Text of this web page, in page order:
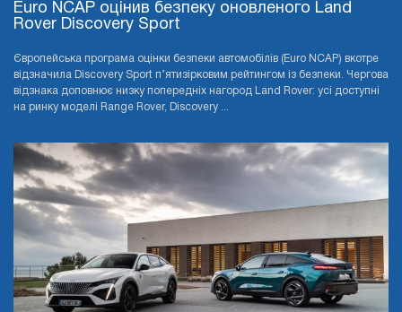
Euro NCAP оцінив безпеку оновленого Land
Rover Discovery Sport
Європейська програма оцінки безпеки автомобілів (Euro NCAP) вкотре
відзначила Discovery Sport п’ятизірковим рейтингом із безпеки. Чергова
відзнака доповнює низку попередніх нагород Land Rover: усі доступні
на ринку моделі Range Rover, Discovery ...